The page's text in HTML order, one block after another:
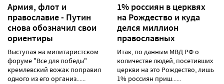
Армия, флот и
православие - Путин
снова обозначил свои
ориентиры
Выступая на милитаристском
форуме "Все для победы"
кремлевский вожак поправил
одного из его организ......
1% россиян в церквях
на Рождество и куда
делся миллион
православных
Итак, по данным МВД РФ о
количестве людей, посетивших
церкви на это Рождество, лишь
1% россиян приш......